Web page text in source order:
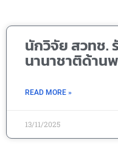
นักวิจัย สวทช.
นานาชาติด้าน
READ MORE »
13/11/2025